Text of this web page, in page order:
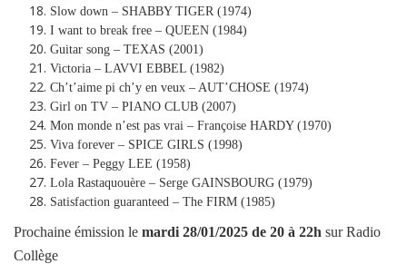
Slow down – SHABBY TIGER (1974)
I want to break free – QUEEN (1984)
Guitar song – TEXAS (2001)
Victoria – LAVVI EBBEL (1982)
Ch’t’aime pi ch’y en veux – AUT’CHOSE (1974)
Girl on TV – PIANO CLUB (2007)
Mon monde n’est pas vrai – Françoise HARDY (1970)
Viva forever – SPICE GIRLS (1998)
Fever – Peggy LEE (1958)
Lola Rastaquouère – Serge GAINSBOURG (1979)
Satisfaction guaranteed – The FIRM (1985)
Prochaine émission le mardi 28/01/2025 de 20 à 22h sur Radio
Collège